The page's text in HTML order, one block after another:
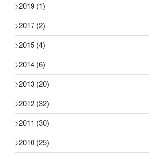
>2019 (1)
>2017 (2)
>2015 (4)
>2014 (6)
>2013 (20)
>2012 (32)
>2011 (30)
>2010 (25)